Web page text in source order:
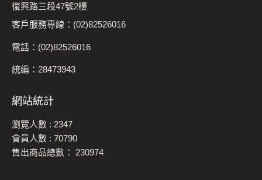
復興路三段47號2樓
客戶服務專線：(02)82526016
電話：(02)82526016
統編：28473943
網站統計
瀏覽人數 : 2347
會員人數 : 70790
售出商品總數： 230974